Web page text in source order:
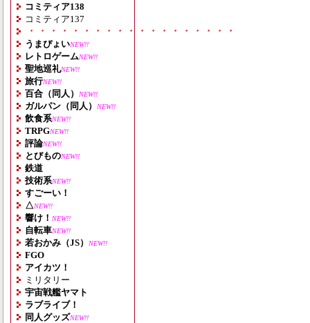
コミティア138
コミティア137
・・・・・・・・・・・・・・・・・・・
うまぴょいNEW!!
レトロゲームNEW!!
聖地巡礼NEW!!
旅行NEW!!
百合（同人） NEW!!
ガルパン（同人） NEW!!
飲食系NEW!!
TRPGNEW!!
評論NEW!!
とびものNEW!!
鉄道
技術系NEW!!
すごーい！
△NEW!!
響け！ NEW!!
自転車NEW!!
若おかみ（JS） NEW!!
FGO
アイカツ！
ミリタリー
宇宙戦艦ヤマト
ラブライブ！
同人グッズNEW!!